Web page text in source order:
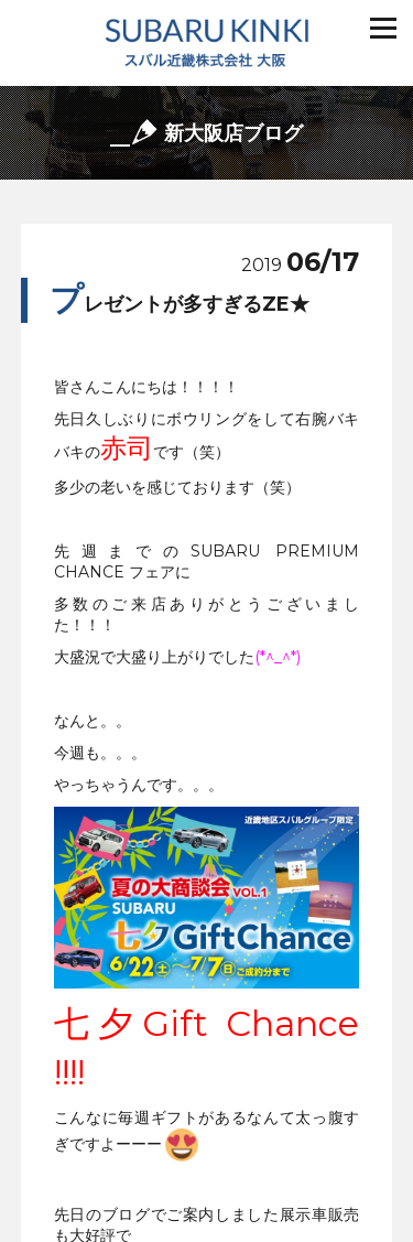
新大阪店ブログ
2019 06/17
プレゼントが多すぎるZE★
皆さんこんにちは！！！！
先日久しぶりにボウリングをして右腕バキ
バキの赤司 です（笑）
多少の老いを感じております（笑）
先週までのSUBARU PREMIUM
CHANCE フェアに
多数のご来店ありがとうございまし
た！！！
大盛況で大盛り上がりでした(*^_^*)
なんと。。
今週も。。。
やっちゃうんです。。。
七夕Gift Chance
!!!!
こんなに毎週ギフトがあるなんて太っ腹す
ぎですよーーー
先日のブログでご案内しました展示車販売
も大好評で